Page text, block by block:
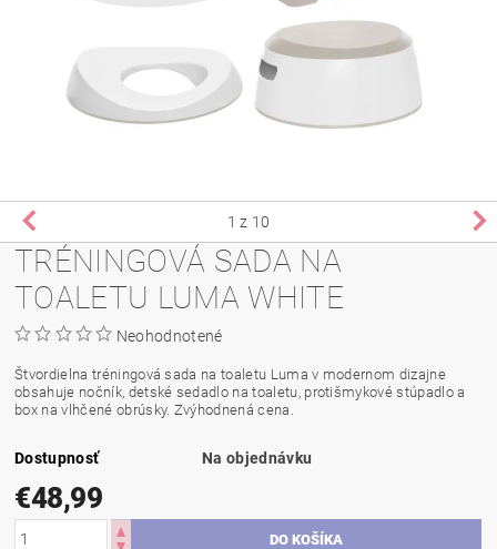
1 z 10
TRÉNINGOVÁ SADA NA
TOALETU LUMA WHITE
Neohodnotené
Štvordielna tréningová sada na toaletu Luma v modernom dizajne
obsahuje nočník, detské sedadlo na toaletu, protišmykové stúpadlo a
box na vlhčené obrúsky. Zvýhodnená cena.
Dostupnosť Na objednávku
€48,99